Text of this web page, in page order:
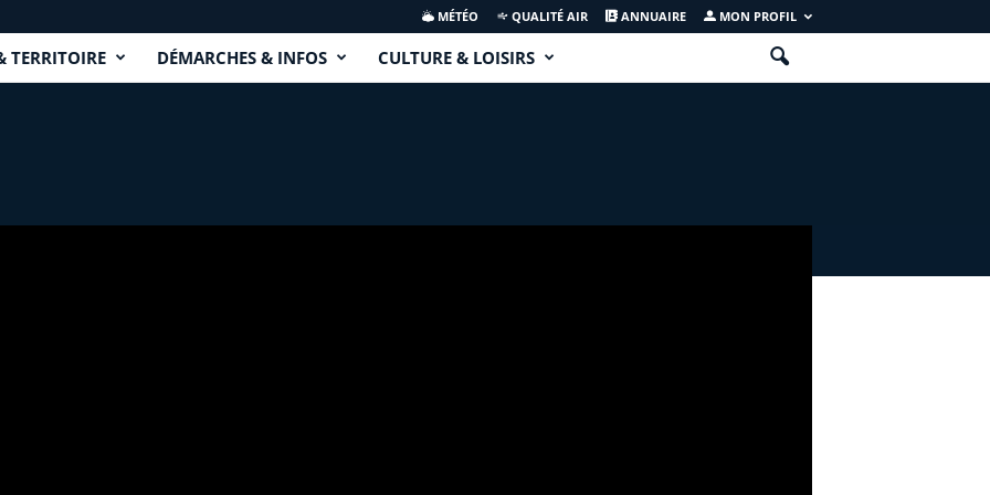
MÉTÉO QUALITÉ AIR ANNUAIRE MON PROFIL
TERRITOIRE DÉMARCHES & INFOS CULTURE & LOISIRS